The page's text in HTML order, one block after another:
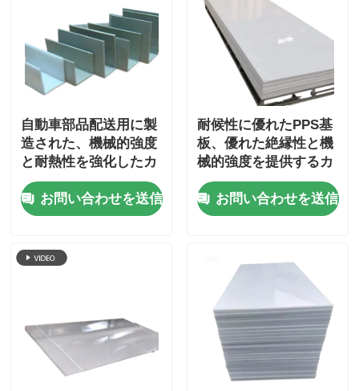
自動車部品配送用に製
造された、機械的強度
と耐熱性を強化したカ
スタムPPSボード
お問い合わせを送信
耐候性に優れたPPS基
板、優れた絶縁性と機
械的強度を提供するカ
スタム電気部品
お問い合わせを送信